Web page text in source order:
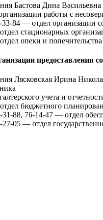
Бастова Дина Васильевна
работы с
84 — отдел организации
стационарных
опеки и попечительства
предоставления
Лясковская Ирина
учета и
бюджетного
88, 76-14-47 — отдел
05 — отдел